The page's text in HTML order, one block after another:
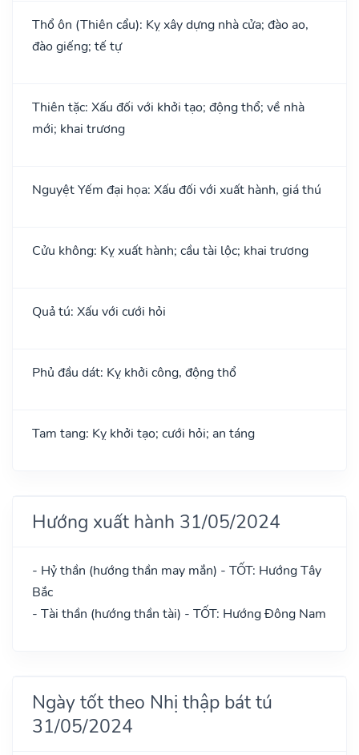
Thổ ôn (Thiên cẩu): Kỵ xây dựng nhà cửa; đào ao,
đào giếng; tế tự
Thiên tặc: Xấu đối với khởi tạo; động thổ; về nhà
mới; khai trương
Nguyệt Yếm đại họa: Xấu đối với xuất hành, giá thú
Cửu không: Kỵ xuất hành; cầu tài lộc; khai trương
Quả tú: Xấu với cưới hỏi
Phủ đầu dát: Kỵ khởi công, động thổ
Tam tang: Kỵ khởi tạo; cưới hỏi; an táng
Hướng xuất hành 31/05/2024
- Hỷ thần (hướng thần may mắn) - TỐT: Hướng Tây
Bắc
- Tài thần (hướng thần tài) - TỐT: Hướng Đông Nam
Ngày tốt theo Nhị thập bát tú
31/05/2024